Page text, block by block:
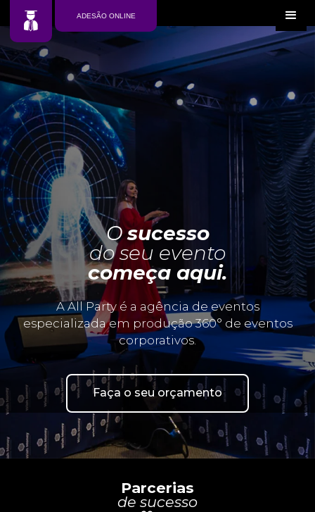
ADESÃO ONLINE
Osucesso
do seu evento
começa aqui.
A All Party é a agência de eventos
especializada em produção 360° de eventos
corporativos.
Faça o seu orçamento
Parcerias
de sucesso